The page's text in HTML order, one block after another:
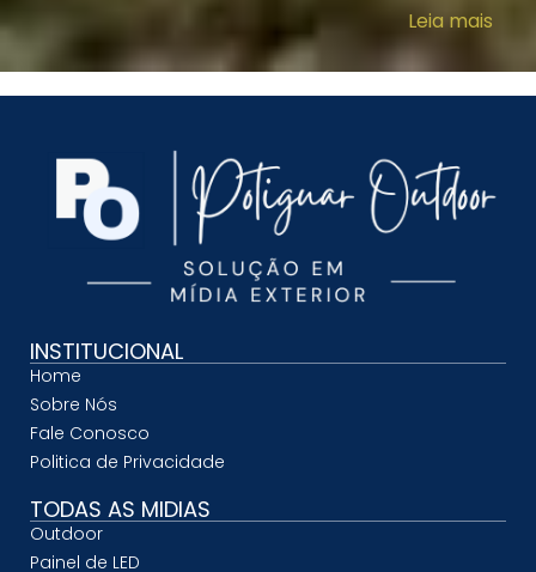
Leia mais
INSTITUCIONAL
Home
Sobre Nós
Fale Conosco
Politica de Privacidade
TODAS AS MIDIAS
Outdoor
Painel de LED